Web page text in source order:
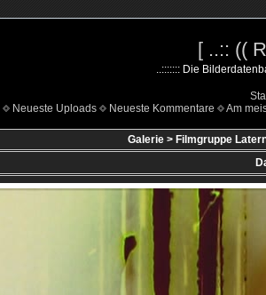
[ ..:: ((
..::::::: Die
Neueste Uploads Neueste Kommentare Am
Galerie > Filmgruppe